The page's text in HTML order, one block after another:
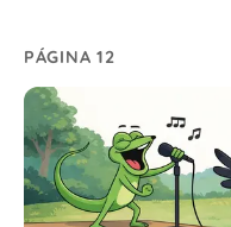
PÁGINA 12